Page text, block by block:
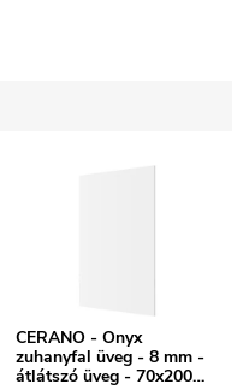
CERANO - Onyx
zuhanyfal üveg - 8 mm -
átlátszó üveg - 70x200